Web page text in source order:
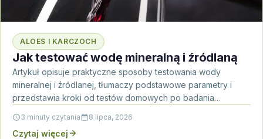
ALOES I KARCZOCH
Jak testować wodę mineralną i źródlaną
Artykuł opisuje praktyczne sposoby testowania wody
mineralnej i źródlanej, tłumaczy podstawowe parametry i
przedstawia kroki od testów domowych po badania
3 minuty czytania 8 lipca, 2026
Czytaj więcej